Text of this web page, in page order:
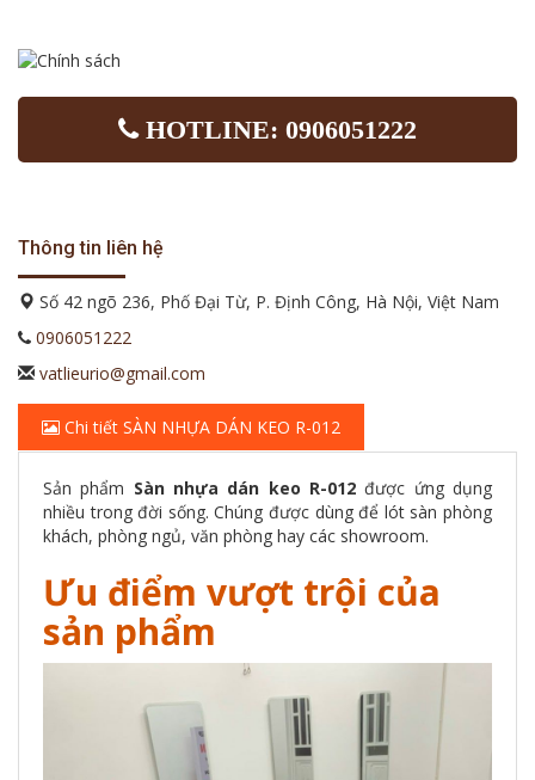
HOTLINE: 0906051222
Thông tin liên hệ
Số 42 ngõ 236, Phố Đại Từ, P. Định Công, Hà Nội, Việt Nam
0906051222
vatlieurio@gmail.com
Chi tiết SÀN NHỰA DÁN KEO R-012
Sản phẩm Sàn nhựa dán keo R-012 được ứng dụng
nhiều trong đời sống. Chúng được dùng để lót sàn phòng
khách, phòng ngủ, văn phòng hay các showroom.
Ưu điểm vượt trội của
sản phẩm